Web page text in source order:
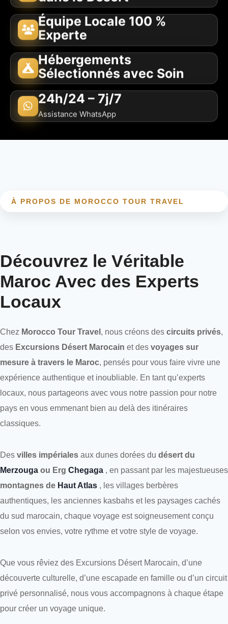
Équipe Locale 100 %
Experte
Hébergements
Sélectionnés avec Soin
24h/24 – 7j/7
Assistance WhatsApp
À PROPOS DE MOROCCO TOUR TRAVEL
Découvrez le Véritable
Maroc Avec des Experts
Locaux
Chez Morocco Tour Travel , nous créons des circuits privés,
des Excursions Désert Marocain et des voyages sur
mesure à travers le Maroc, pensés pour vous faire vivre une
expérience authentique et inoubliable. En tant qu’experts
locaux, nous partageons avec vous notre passion pour notre
pays en vous emmenant bien au delà des itinéraires
classiques.
Des villes impériales aux dunes dorées du désert du
Merzouga ou Erg Chegaga , en passant par les majestueuses
montagnes de Haut Atlas , les villages berbères
authentiques, les anciennes kasbahs et les paysages cachés
du sud marocain, chaque voyage est soigneusement conçu
selon vos envies, votre rythme et votre style de voyage.
Que vous rêviez des Excursions Désert Marocain, d’une
découverte culturelle, d’une escapade en famille ou d’un circuit
privé personnalisé, nous vous accompagnons à chaque étape
pour créer un voyage unique.